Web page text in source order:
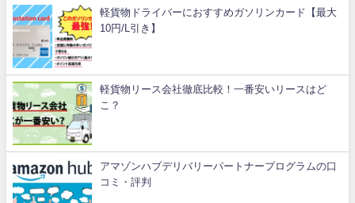
軽貨物ドライバーにおすすめガソリンカード【最大
10円/L引き】
軽貨物リース会社徹底比較！一番安いリースはど
こ？
アマゾンハブデリバリーパートナープログラムの口
コミ・評判